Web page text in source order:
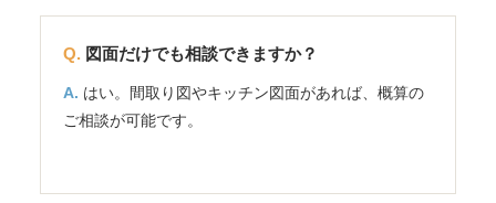
図面だけでも相談できますか？
はい。間取り図やキッチン図面があれば、概算の
ご相談が可能です。